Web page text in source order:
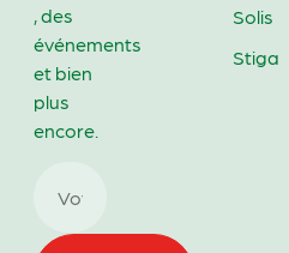
, des
événements
et bien
plus
encore.
Solis
Stiga